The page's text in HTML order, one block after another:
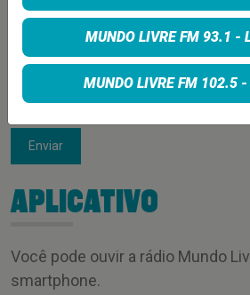
Enviar
APLICATIVO
Você pode ouvir a rádio Mundo
smartphone.
MUNDO LIVRE FM 93.1 -
MUNDO LIVRE FM 102.5